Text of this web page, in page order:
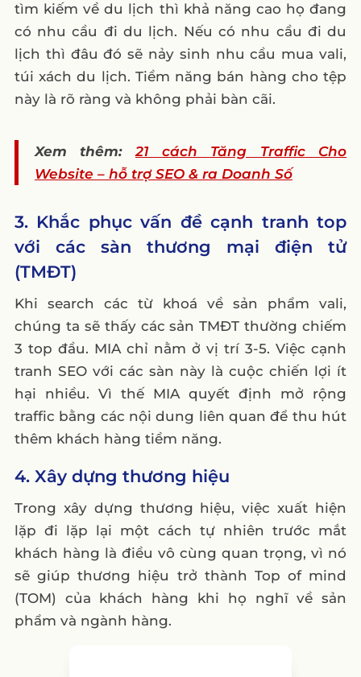
tìm kiếm về du lịch thì khả năng cao họ đang
có nhu cầu đi du lịch. Nếu có nhu cầu đi du
lịch thì đâu đó sẽ nảy sinh nhu cầu mua vali,
túi xách du lịch. Tiềm năng bán hàng cho tệp
này là rõ ràng và không phải bàn cãi.
Xem thêm:21 cách Tăng Traffic Cho
Website – hỗ trợ SEO & ra Doanh Số
3. Khắc phục vấn đề cạnh tranh top
với các sàn thương mại điện tử
(TMĐT)
Khi search các từ khoá về sản phẩm vali,
chúng ta sẽ thấy các sản TMĐT thường chiếm
3 top đầu. MIA chỉ nằm ở vị trí 3-5. Việc cạnh
tranh SEO với các sàn này là cuộc chiến lợi ít
hại nhiều. Vì thế MIA quyết định mở rộng
traffic bằng các nội dung liên quan để thu hút
thêm khách hàng tiềm năng.
4. Xây dựng thương hiệu
Trong xây dựng thương hiệu, việc xuất hiện
lặp đi lặp lại một cách tự nhiên trước mắt
khách hàng là điều vô cùng quan trọng, vì nó
sẽ giúp thương hiệu trở thành Top of mind
(TOM) của khách hàng khi họ nghĩ về sản
phẩm và ngành hàng.